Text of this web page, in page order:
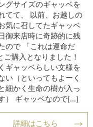
グサイズのギャッベを
てて、 以前、お越しの
気に召してたギャッベ
御来店時に奇跡的に残
ので 「これは運命だ
ご購入となりました！
ギャッベらしい文様を
い（といってもよーく
細かく生命の樹が入っ
） ギャッベなので[...]
詳細はこちら